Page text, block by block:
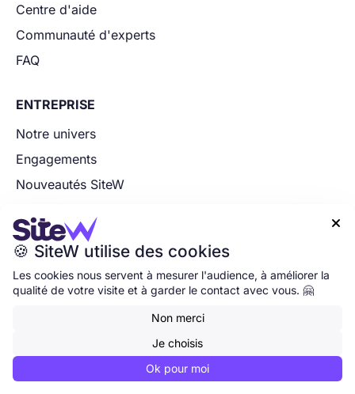
Centre d'aide
Communauté d'experts
FAQ
ENTREPRISE
Notre univers
Engagements
Nouveautés SiteW
Contactez-nous
PARTENARIAT
Affiliés
Partenaires technologiques

🍪 SiteW utilise des cookies
Les cookies nous servent à mesurer l'audience, à améliorer la
qualité de votre visite et à garder le contact avec vous. 🤗
Non merci
Je choisis
Ok pour moi